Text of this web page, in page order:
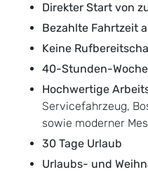
Direkter Start von
Bezahlte Fahrtzeit
Keine
40-Stunden-Woche
Hochwertige
Servicefahrzeug,
sowie moderner
30 Tage Urlaub
Urlaubs- und